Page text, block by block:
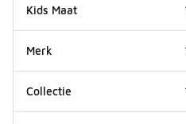
Kids Maat
Merk
Collectie